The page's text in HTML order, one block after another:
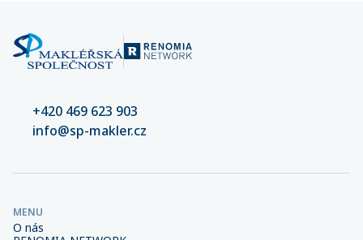
+420 469 623 903
info@sp-makler.cz
MENU
O nás